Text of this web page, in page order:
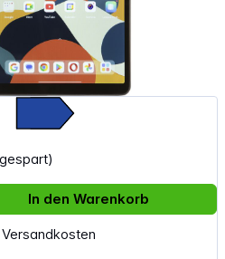
den gewünschten
In den Warenkorb